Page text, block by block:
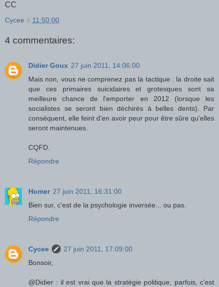
CC
Cycee à 11:50:00
4 commentaires:
Didier Goux 27 juin 2011, 14:06:00
Mais non, vous ne comprenez pas la tactique : la droite sait
que ces primaires suicidaires et grotesques sont sa
meilleure chance de l'emporter en 2012 (lorsque les
socialistes se seront bien déchirés à belles dents). Par
conséquent, elle feint d'en avoir peur pour être sûre qu'elles
seront maintenues.
CQFD.
Répondre
Homer 27 juin 2011, 16:31:00
Bien sur, c'est de la psychologie inversée... ou pas.
Répondre
Cycee
27 juin 2011, 17:09:00
Bonsoir,
@Didier : il est vrai que la stratégie politique, parfois, c'est